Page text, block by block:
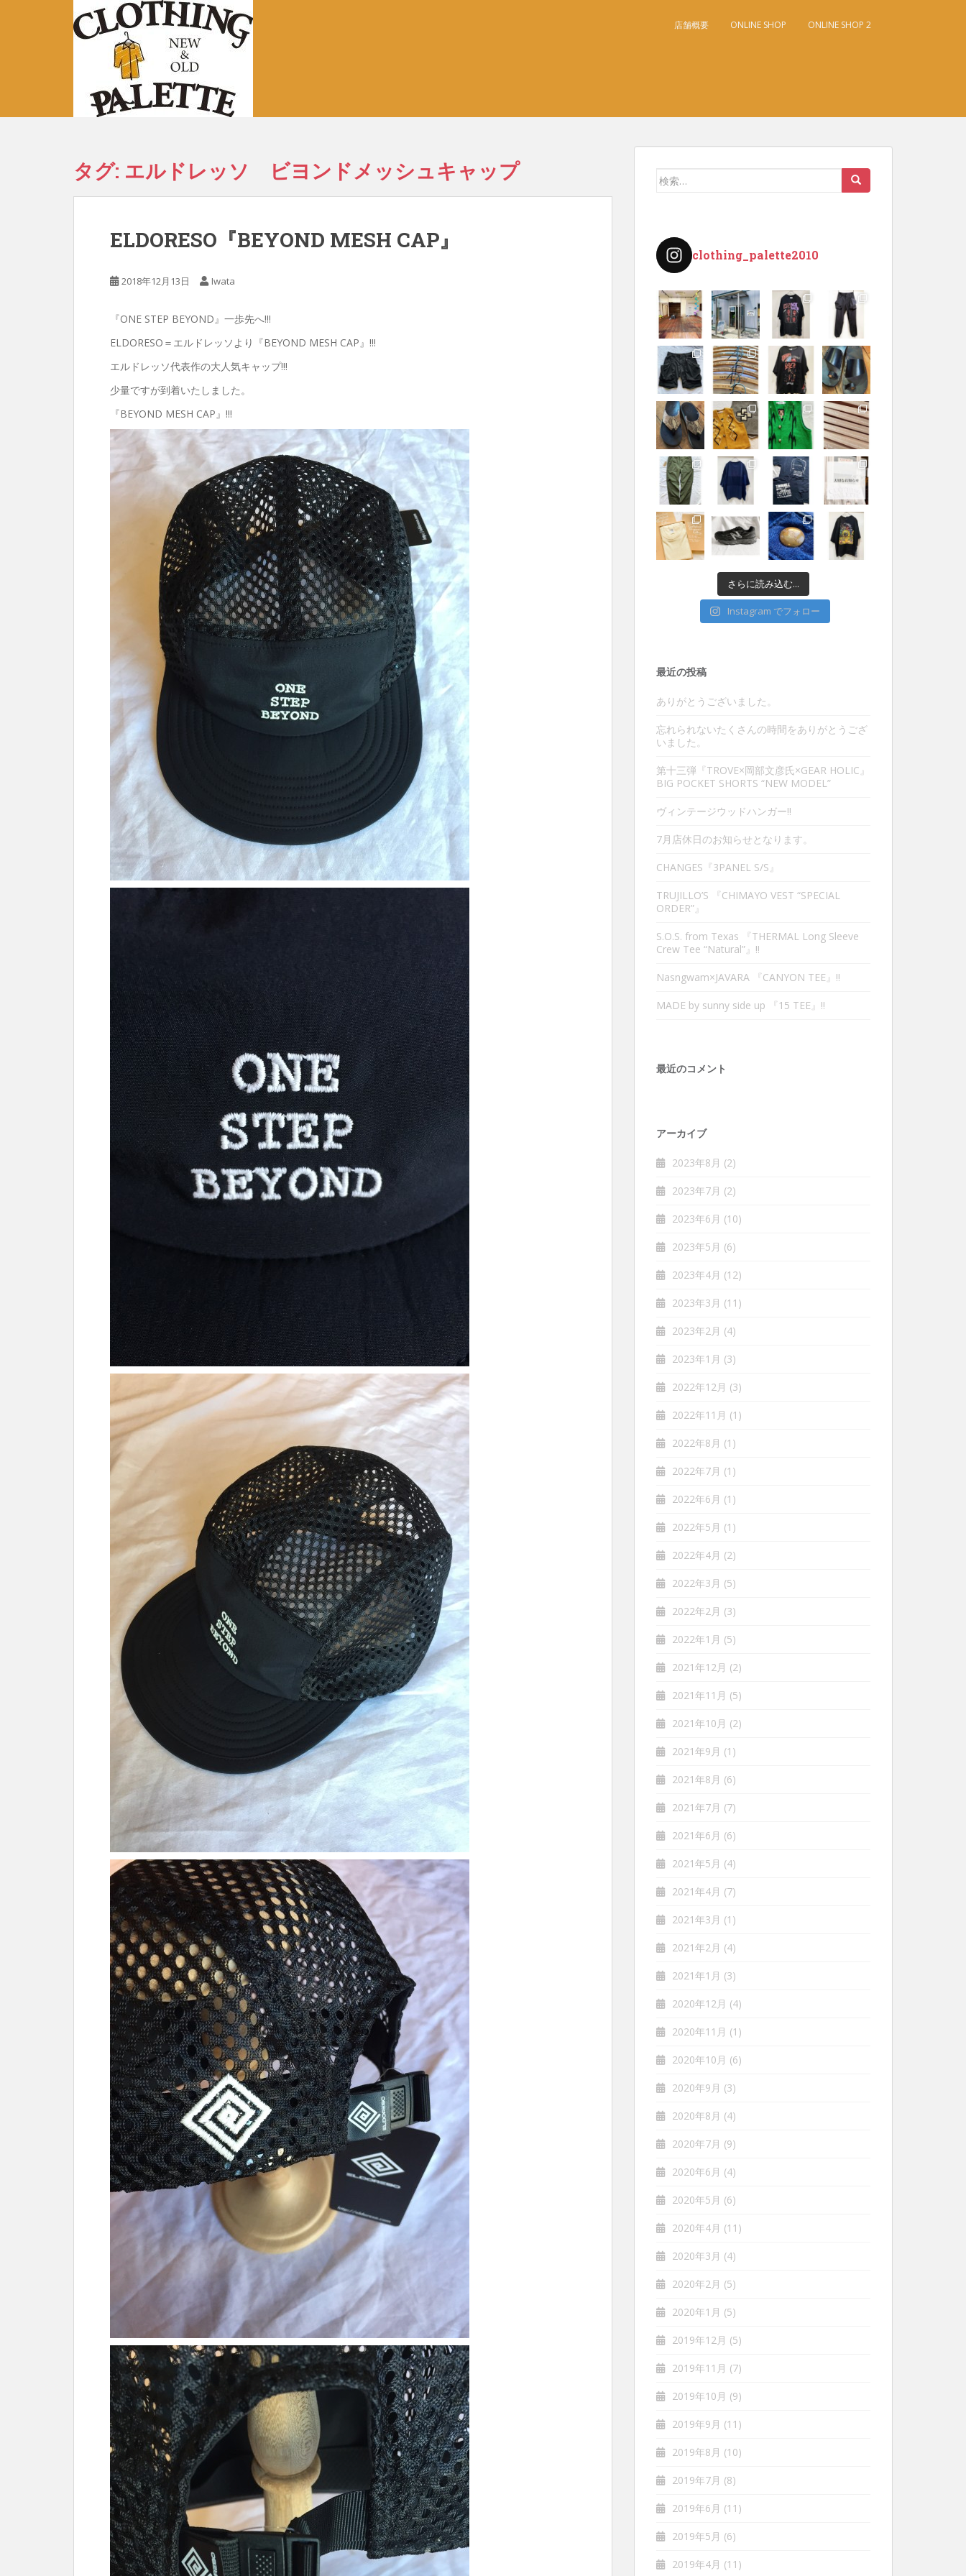
店舗概要 ONLINE SHOP ONLINE SHOP 2
タグ: エルドレッソ ビヨンドメッシュキャップ
ELDORESO『BEYOND MESH CAP』
2018年12月13日 Iwata
『ONE STEP BEYOND』一歩先へ!!!
ELDORESO＝エルドレッソより『BEYOND MESH CAP』!!!
エルドレッソ代表作の大人気キャップ!!!
少量ですが到着いたしました。
『BEYOND MESH CAP』!!!
検
clothing_palette2010
さらに読み込む...
Instagram でフォロー
最近の投稿
ありがとうございました。
忘れられないたくさんの時間をありがとうござ
いました。
第十三弾『TROVE×岡部文彦氏×GEAR HOLIC』
BIG POCKET SHORTS “NEW MODEL”
ヴィンテージウッドハンガー‼︎
7月店休日のお知らせとなります。
CHANGES『3PANEL S/S』
TRUJILLO’S 『CHIMAYO VEST “SPECIAL
ORDER”』
S.O.S. from Texas 『THERMAL Long Sleeve
Crew Tee “Natural”』‼︎
Nasngwam×JAVARA 『CANYON TEE』‼︎
MADE by sunny side up 『15 TEE』‼︎
最近のコメント
アーカイブ
2023年8月 (2)
2023年7月 (2)
2023年6月 (10)
2023年5月 (6)
2023年4月 (12)
2023年3月 (11)
2023年2月 (4)
2023年1月 (3)
2022年12月 (3)
2022年11月 (1)
2022年8月 (1)
2022年7月 (1)
2022年6月 (1)
2022年5月 (1)
2022年4月 (2)
2022年3月 (5)
2022年2月 (3)
2022年1月 (5)
2021年12月 (2)
2021年11月 (5)
2021年10月 (2)
2021年9月 (1)
2021年8月 (6)
2021年7月 (7)
2021年6月 (6)
2021年5月 (4)
2021年4月 (7)
2021年3月 (1)
2021年2月 (4)
2021年1月 (3)
2020年12月 (4)
2020年11月 (1)
2020年10月 (6)
2020年9月 (3)
2020年8月 (4)
2020年7月 (9)
2020年6月 (4)
2020年5月 (6)
2020年4月 (11)
2020年3月 (4)
2020年2月 (5)
2020年1月 (5)
2019年12月 (5)
2019年11月 (7)
2019年10月 (9)
2019年9月 (11)
2019年8月 (10)
2019年7月 (8)
2019年6月 (11)
2019年5月 (6)
2019年4月 (11)